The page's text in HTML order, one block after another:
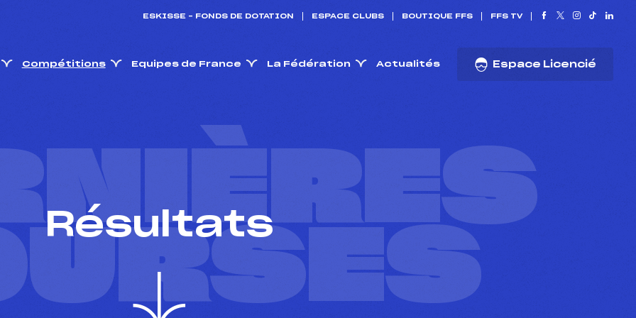
ESKISSE – FONDS DE DOTATION ESPACE CLUBS BOUTIQUE FFS FFS TV
Compétitions Equipes de France La Fédération Actualités Espace Licencié
Résultats